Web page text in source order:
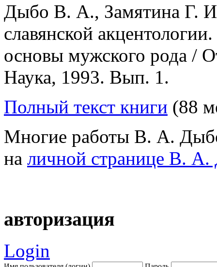
Дыбо В. А., Замятина Г.
славянской
основы мужского рода /
Наука, 1993. Вып. 1.
Полный текст книги (88
Многие работы В. А.
на личной странице В.
авторизация
Login